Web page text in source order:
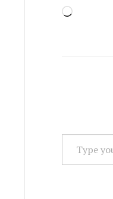
Loading…
your